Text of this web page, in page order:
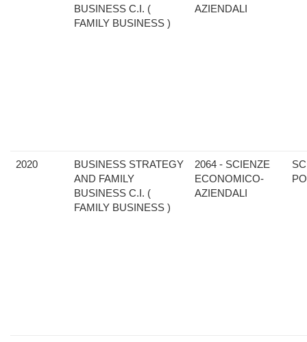
BUSINESS C.I. (
FAMILY BUSINESS )
AZIENDALI
2020
BUSINESS STRATEGY
AND FAMILY
BUSINESS C.I. (
FAMILY BUSINESS )
2064 - SCIENZE
ECONOMICO-
AZIENDALI